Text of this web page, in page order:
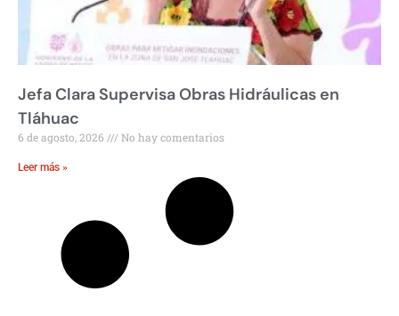
Jefa Clara Supervisa Obras Hidráulicas en
Tláhuac
6 de agosto, 2026 No hay comentarios
Leer más »